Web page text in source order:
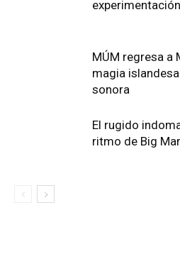
MÚM regresa a
magia
sonora
El rugido
ritmo de Big